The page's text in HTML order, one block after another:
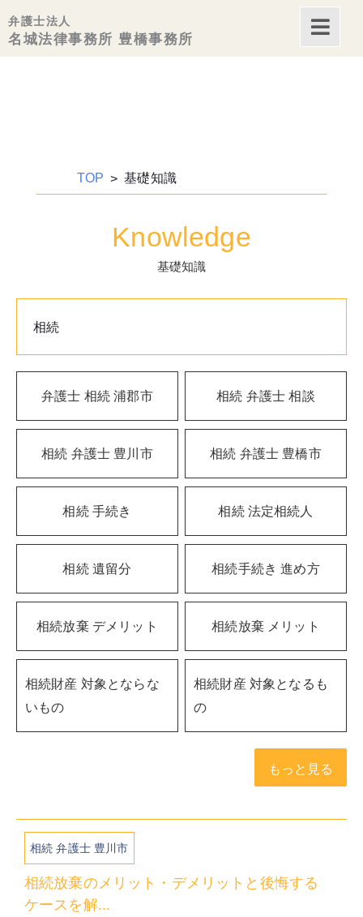
内弁護士法人
名城法律事務所 豊橋事務所
TOP 基礎知識
Knowledge
基礎知識
相続
弁護士 相続 浦郡市 相続 弁護士 相談
相続 弁護士 豊川市 相続 弁護士 豊橋市
相続 手続き 相続 法定相続人
相続 遺留分 相続手続き 進め方
相続放棄 デメリット 相続放棄 メリット
相続財産 対象とならな
いもの
相続財産 対象となるも
の
もっと見る
相続 弁護士 豊川市
相続放棄のメリット・デメリットと後悔する
ケースを解...